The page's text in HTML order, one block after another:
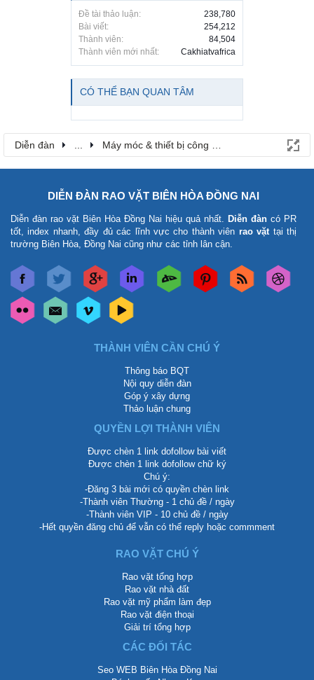
Đề tài thảo luận:
238,780
Bài viết:
254,212
Thành viên:
84,504
Thành viên mới nhất:
Cakhiatvafrica
CÓ THỂ BẠN QUAN TÂM
Diễn đàn Máy móc & thiết bị công nông nghiệp
DIỄN ĐÀN RAO VẶT BIÊN HÒA ĐỒNG NAI
Diễn đàn rao vặt Biên Hòa Đồng Nai hiệu quả nhất. Diễn đàn có PR
tốt, index nhanh, đầy đủ các lĩnh vực cho thành viên rao vặt tại thị
trường Biên Hòa, Đồng Nai cũng như các tỉnh lân cận.
THÀNH VIÊN CẦN CHÚ Ý
Thông báo BQT
Nội quy diễn đàn
Góp ý xây dựng
Thảo luận chung
QUYỀN LỢI THÀNH VIÊN
Được chèn 1 link dofollow bài viết
Được chèn 1 link dofollow chữ ký
Chú ý:
-Đăng 3 bài mới có quyền chèn link
-Thành viên Thường - 1 chủ đề / ngày
-Thành viên VIP - 10 chủ đề / ngày
-Hết quyền đăng chủ để vẫn có thể reply hoặc commment
RAO VẶT CHÚ Ý
Rao vặt tổng hợp
Rao vặt nhà đất
Rao vặt mỹ phẩm làm đẹp
Rao vặt điện thoại
Giải trí tổng hợp
CÁC ĐỐI TÁC
Seo WEB Biên Hòa Đồng Nai